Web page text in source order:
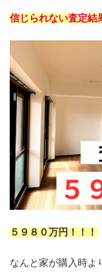
信じられない査定結
５９８０万円！！！
なんと家が購入時よ